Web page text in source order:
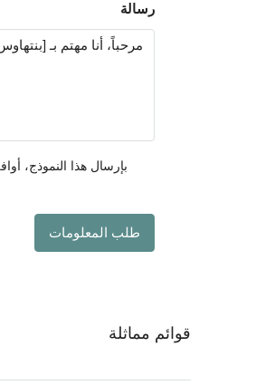
رسالة
بإرسال هذا النموذج،
طلب المعلومات
قوائم مماثلة